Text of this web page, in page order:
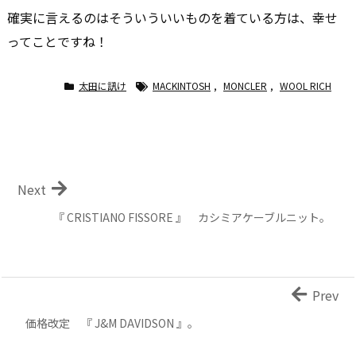
確実に言えるのはそういういいものを着ている方は、幸せ
ってことですね！
太田に訊け MACKINTOSH , MONCLER , WOOL RICH
『 CRISTIANO FISSORE 』 カシミアケーブルニット。
Next
価格改定 『 J&M DAVIDSON 』。
Prev